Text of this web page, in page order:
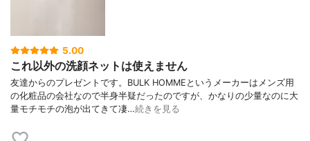
5.00
これ以外の洗顔ネットは使えません
友達からのプレゼントです。BULK HOMMEというメーカーはメンズ用
の化粧品の会社なので半身半疑だったのですが、かなりの少量なのに大
量モチモチの泡が出てきて凄…続きを見る